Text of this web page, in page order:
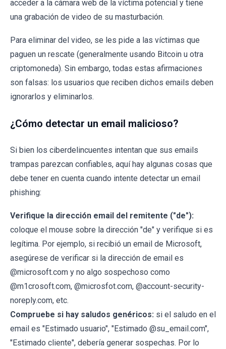
acceder a la cámara web de la víctima potencial y tiene
una grabación de video de su masturbación.
Para eliminar del video, se les pide a las víctimas que
paguen un rescate (generalmente usando Bitcoin u otra
criptomoneda). Sin embargo, todas estas afirmaciones
son falsas: los usuarios que reciben dichos emails deben
ignorarlos y eliminarlos.
¿Cómo detectar un email malicioso?
Si bien los ciberdelincuentes intentan que sus emails
trampas parezcan confiables, aquí hay algunas cosas que
debe tener en cuenta cuando intente detectar un email
phishing:
Verifique la dirección email del remitente ("de"):
coloque el mouse sobre la dirección "de" y verifique si es
legítima. Por ejemplo, si recibió un email de Microsoft,
asegúrese de verificar si la dirección de email es
@microsoft.com y no algo sospechoso como
@m1crosoft.com, @microsfot.com, @account-security-
noreply.com, etc.
Compruebe si hay saludos genéricos: si el saludo en el
email es "Estimado usuario", "Estimado @su_email.com",
"Estimado cliente", debería generar sospechas. Por lo